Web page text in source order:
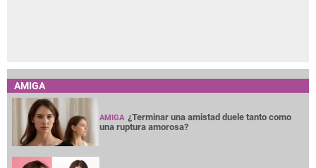
AMIGA
AMIGA ¿Terminar una amistad duele tanto como
una ruptura amorosa?